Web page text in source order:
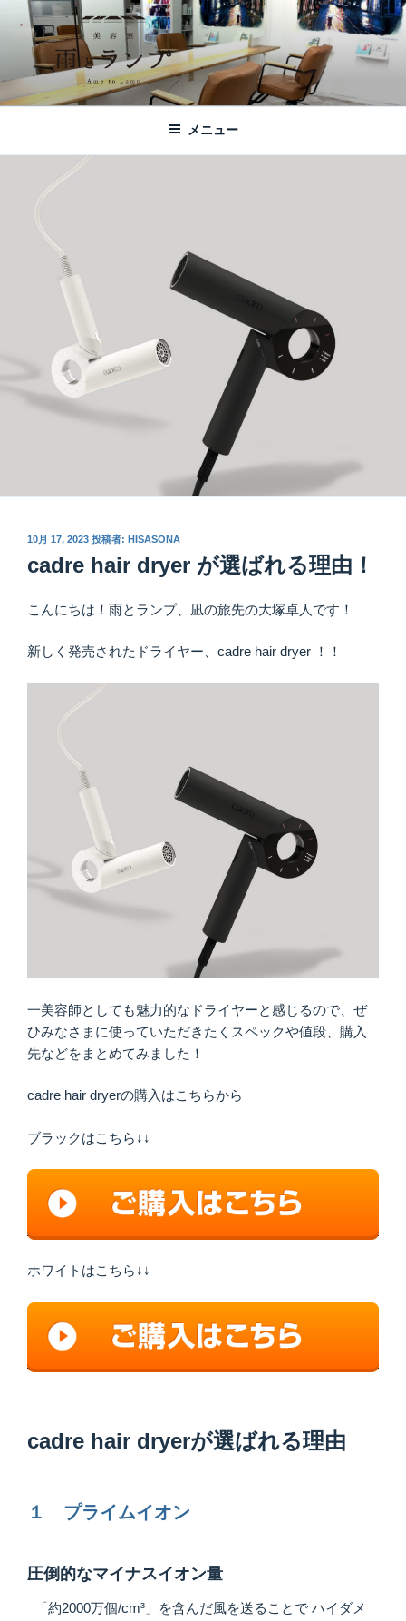
ツ
美容室 雨とランプ – AME TO LAMP -
｜札幌琴似の美容室
札幌市西区琴似の【美容室 雨とランプ】のHPです。「本」と「髪質改
メニュー
投
日:
10月 17, 2023 投稿者: HISASONA
cadre hair dryer が選ばれる理由！
こんにちは！雨とランプ、凪の旅先の大塚卓人です！
新しく発売されたドライヤー、cadre hair dryer ！！
一美容師としても魅力的なドライヤーと感じるので、ぜ
ひみなさまに使っていただきたくスペックや値段、購入
先などをまとめてみました！
cadre hair dryerの購入はこちらから
ブラックはこちら↓↓
ホワイトはこちら↓↓
cadre hair dryerが選ばれる理由
１ プライムイオン
圧倒的なマイナスイオン量
「約2000万個/cm³」を含んだ風を送ることで ハイダメ